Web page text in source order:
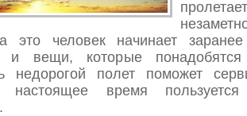
это человек начинает заранее
и вещи, которые
недорогой полет поможет
настоящее время